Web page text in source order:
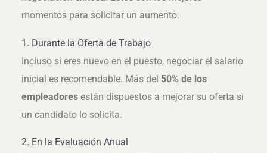
momentos para solicitar un aumento:
1. Durante la Oferta de Trabajo
Incluso si eres nuevo en el puesto, negociar el salario
inicial es recomendable. Más del 50% de los
empleadoresestán dispuestos a mejorar su oferta si
un candidato lo solicita.
2. En la Evaluación Anual